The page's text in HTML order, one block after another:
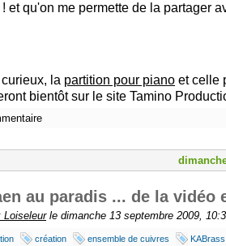
et qu'on me permette de la partager
la partition pour piano et celle
bientôt sur le site Tamino
au paradis ... de la vidéo
Loiseleurle dimanche 13 septembre 2009,
création ensemble de cuivres
KABrass